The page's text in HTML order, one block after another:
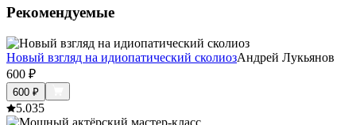
Рекомендуемые
Новый взгляд на идиопатический сколиозАндрей Лукьянов
600 ₽
600 ₽
5.035